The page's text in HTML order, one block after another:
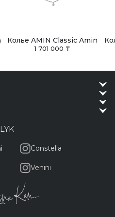
Колье AMIN Classic Amin
1 701 000 ₸
Constella
Venini